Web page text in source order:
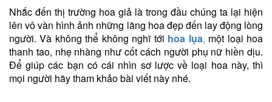
Nhắc đến thị trường hoa giả là trong đầu chúng ta lại hiện
lên vô vàn hình ảnh những lãng hoa đẹp đến lay động lòng
người. Và không thể không nghĩ tới hoa lụa, một loại hoa
thanh tao, nhẹ nhàng như cốt cách người phụ nữ hiền dịu.
Để giúp các bạn có cái nhìn sơ lược về loại hoa này, thì
mọi người hãy tham khảo bài viết này nhé.